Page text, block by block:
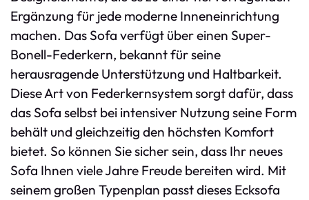
Ergänzung für jede moderne Inneneinrichtung
machen. Das Sofa verfügt über einen Super-
Bonell-Federkern, bekannt für seine
herausragende Unterstützung und Haltbarkeit.
Diese Art von Federkernsystem sorgt dafür, dass
das Sofa selbst bei intensiver Nutzung seine Form
behält und gleichzeitig den höchsten Komfort
bietet. So können Sie sicher sein, dass Ihr neues
Sofa Ihnen viele Jahre Freude bereiten wird. Mit
seinem großen Typenplan passt dieses Ecksofa